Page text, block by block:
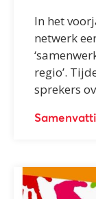
In het
netwerk
regio’.
sprekers